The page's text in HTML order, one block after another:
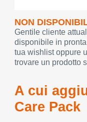
NON
Gentile cliente
disponibile in
tua wishlist oppure
trovare un prodotto
A cui
Care Pack